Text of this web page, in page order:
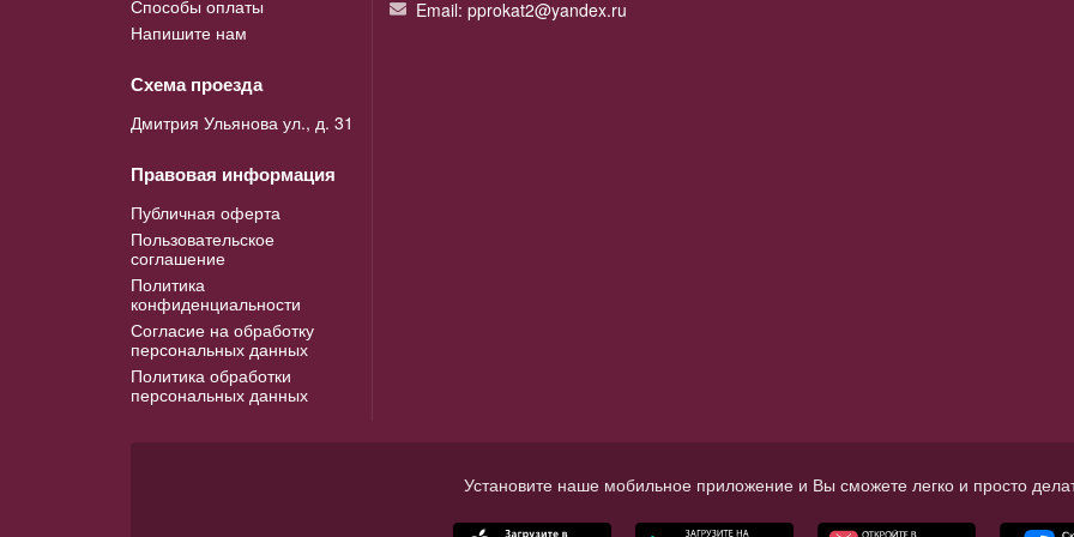
Способы оплаты
Напишите нам
Схема проезда
Дмитрия Ульянова ул., д. 31
Правовая информация
Публичная оферта
Пользовательское
соглашение
Политика
конфиденциальности
Согласие на обработку
персональных данных
Политика обработки
персональных данных
Email: pprokat2@yandex.ru
Установите наше мобильное приложение и Вы сможете легко и просто